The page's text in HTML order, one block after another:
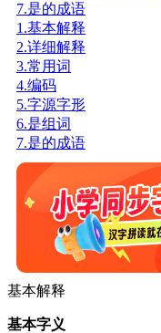
7.是的成语
1.基本解释
2.详细解释
3.常用词
4.编码
5.字源字形
6.是组词
7.是的成语
基本解释
基本字义